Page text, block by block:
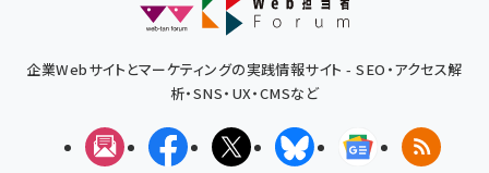
企業Webサイトとマーケティングの実践情報サイト - SEO・アクセス解
析・SNS・UX・CMSなど
メルマガFacebookX(エックス)BlueskyGoogleニュ
RSS